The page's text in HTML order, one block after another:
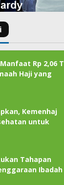
Rp 2,06 T
Haji yang
Kemenhaj
untuk
Tahapan
Ibadah